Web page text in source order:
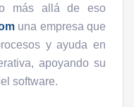
más allá de eso
una empresa que
y ayuda en
apoyando su
software.